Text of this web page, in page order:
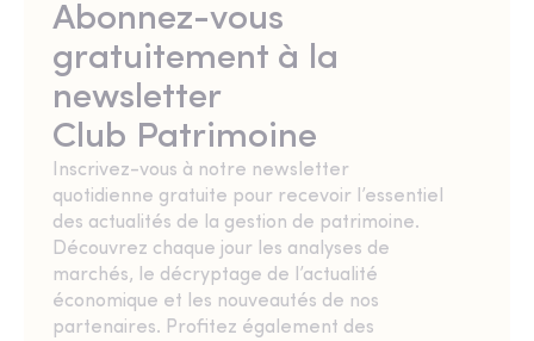
Abonnez-vous
gratuitement à la
newsletter
Club Patrimoine
Inscrivez-vous à notre newsletter
quotidienne gratuite pour recevoir l’essentiel
des actualités de la gestion de patrimoine.
Découvrez chaque jour les analyses de
marchés, le décryptage de l’actualité
économique et les nouveautés de nos
partenaires. Profitez également des